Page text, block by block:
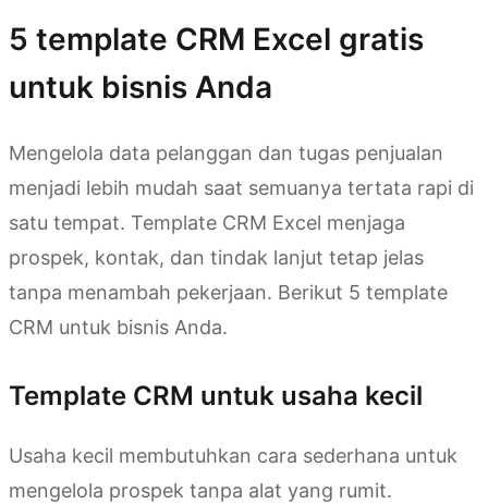
5 template CRM Excel gratis
untuk bisnis Anda
Mengelola data pelanggan dan tugas penjualan
menjadi lebih mudah saat semuanya tertata rapi di
satu tempat. Template CRM Excel menjaga
prospek, kontak, dan tindak lanjut tetap jelas
tanpa menambah pekerjaan. Berikut 5 template
CRM untuk bisnis Anda.
Template CRM untuk usaha kecil
Usaha kecil membutuhkan cara sederhana untuk
mengelola prospek tanpa alat yang rumit.